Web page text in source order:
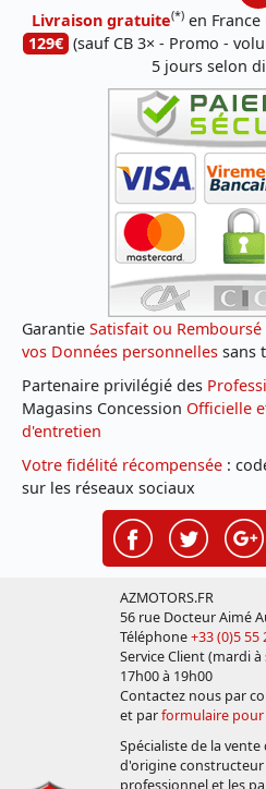
Livraison gratuite(*) en
129€ (sauf CB 3× - Promo -
5 jours selon
Garantie Satisfait ou Remboursé
vos Données personnelles sans
Partenaire privilégié des
Magasins Concession Officielle
d'entretien
Votre fidélité récompensée :
sur les réseaux sociaux
AZMOTORS.FR
56 rue Docteur Aimé
Téléphone+33 (0)5 55
Service Client (mardi
17h00 à 19h00
Contactez nous par
et parformulaire
Spécialiste de la
d'origine
professionnel et les